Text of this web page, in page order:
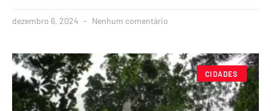
dezembro 6, 2024 Nenhum comentário
CIDADES